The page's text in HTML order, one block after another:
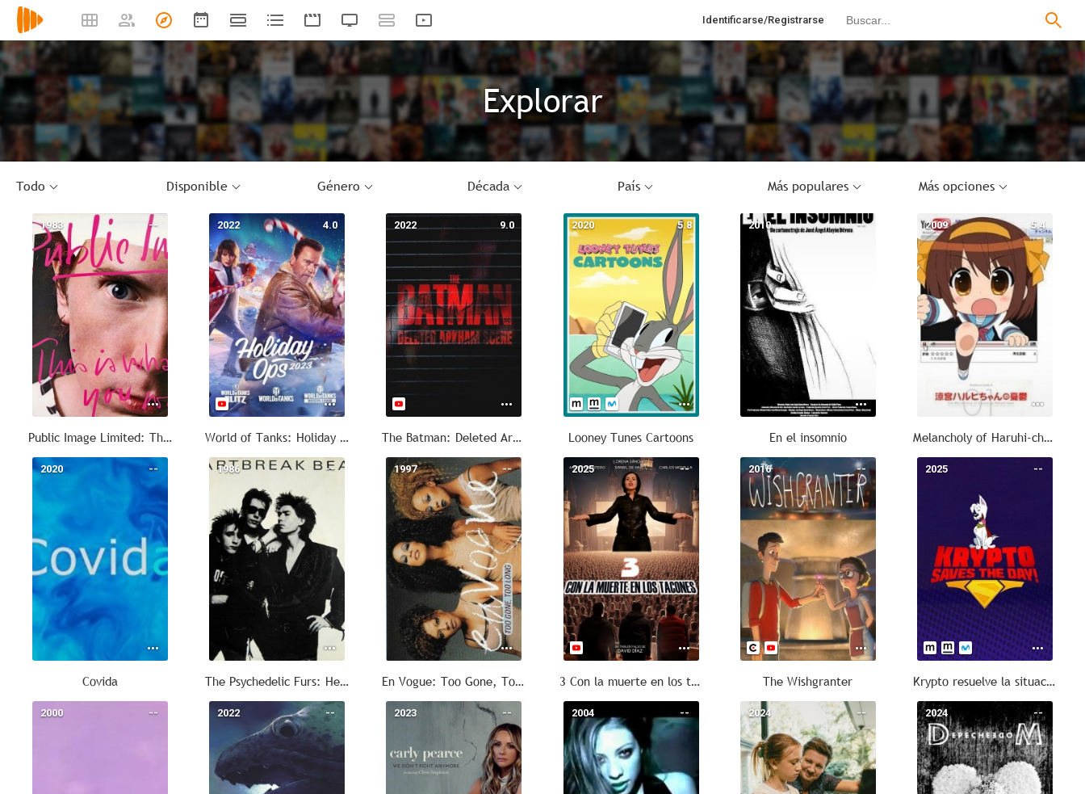
Identificarse/Registrarse
Explorar
Todo Disponible Género Década País Más populares Más opciones
--
1983
Public Image Limited: This Is Not A Love Song
4.0
2022
World of Tanks: Holiday Ops
9.0
2022
The Batman: Deleted Arkham Scene
5.8
2020
Looney Tunes Cartoons
--
2010
En el insomnio
5.4
2009
Melancholy of Haruhi-chan Suzumiya
--
2020
Covida
--
1986
The Psychedelic Furs: Heartbreak Beat
--
1997
En Vogue: Too Gone, Too Long
--
2025
3 Con la muerte en los tacones
--
2016
The Wishgranter
--
2025
Krypto resuelve la situación
--
2000 --
2022 --
2023 --
2004 --
2024 --
2024